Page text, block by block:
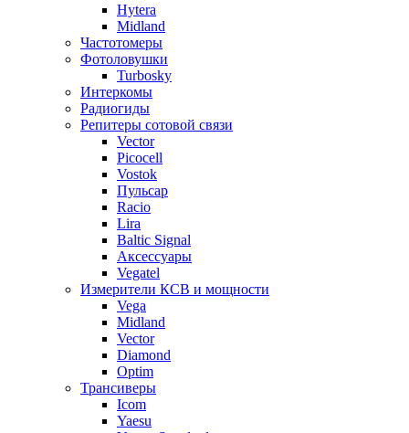
Hytera
Midland
Частотомеры
Фотоловушки
Turbosky
Интеркомы
Радиогиды
Репитеры сотовой связи
Vector
Picocell
Vostok
Пульсар
Racio
Lira
Baltic Signal
Аксессуары
Vegatel
Измерители КСВ и мощности
Vega
Midland
Vector
Diamond
Optim
Трансиверы
Icom
Yaesu